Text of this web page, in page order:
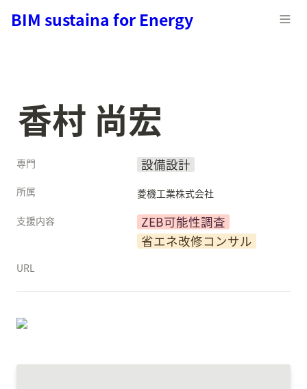
BIM sustaina for Energy
香村 尚宏
専門 設備設計
所属
菱機工業株式会社
支援内容
ZEB可能性調査
省エネ改修コンサル
URL